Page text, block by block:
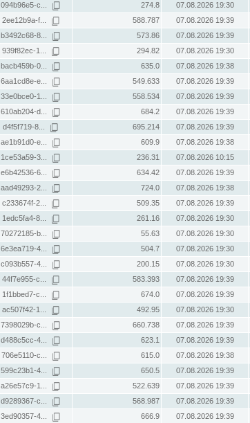
094b96e5-c... 274.8
07.08.2026 19:30
2ee12b9a-f... 588.787
07.08.2026 19:39
b3492c68-8... 573.86
07.08.2026 19:39
939f82ec-1... 294.82
07.08.2026 19:30
bacb459b-0... 635.0
07.08.2026 19:38
6aa1cd8e-e... 549.633
07.08.2026 19:39
33e0bce0-1... 558.534
07.08.2026 19:39
610ab204-d... 684.2
07.08.2026 19:39
d4f5f719-8... 695.214
07.08.2026 19:39
ae1b91d0-e... 609.9
07.08.2026 19:38
1ce53a59-3... 236.31
07.08.2026 10:15
e6b42536-6... 634.42
07.08.2026 19:39
aad49293-2... 724.0
07.08.2026 19:38
c233674f-2... 509.35
07.08.2026 19:39
1edc5fa4-8... 261.16
07.08.2026 19:30
70272185-b... 55.63
07.08.2026 19:30
6e3ea719-4... 504.7
07.08.2026 19:30
c093b557-4... 200.15
07.08.2026 19:30
44f7e955-c... 583.393
07.08.2026 19:39
1f1bbed7-c... 674.0
07.08.2026 19:39
ac507f42-1... 492.95
07.08.2026 19:30
7398029b-c... 660.738
07.08.2026 19:39
d488c5cc-4... 623.1
07.08.2026 19:39
706e5110-c... 615.0
07.08.2026 19:38
599c23b1-4... 650.5
07.08.2026 19:39
a26e57c9-1... 522.639
07.08.2026 19:39
d9289367-c... 568.987
07.08.2026 19:39
3ed90357-4... 666.9
07.08.2026 19:39